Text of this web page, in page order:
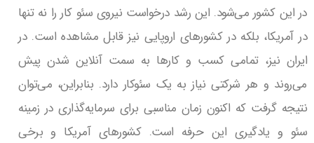
در این کشور می‌شود. این رشد درخواست نیروی سئو کار را نه تنها
در آمریکا، بلکه در کشورهای اروپایی نیز قابل مشاهده است. در
ایران نیز، تمامی کسب و کارها به سمت آنلاین شدن پیش
می‌روند و هر شرکتی نیاز به یک سئوکار دارد. بنابراین، می‌توان
نتیجه گرفت که اکنون زمان مناسبی برای سرمایه‌گذاری در زمینه
سئو و یادگیری این حرفه است. کشورهای آمریکا و برخی